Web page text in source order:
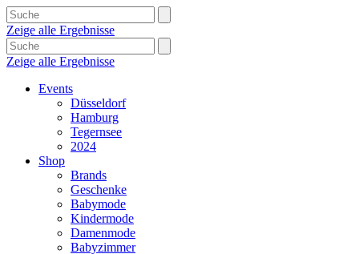
Zeige alle Ergebnisse
Zeige alle Ergebnisse
Events
Düsseldorf
Hamburg
Tegernsee
2024
Shop
Brands
Geschenke
Babymode
Kindermode
Damenmode
Babyzimmer